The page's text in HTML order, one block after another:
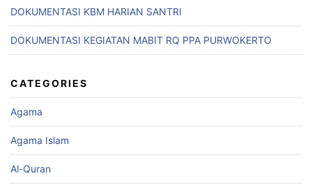
DOKUMENTASI KBM HARIAN SANTRI
DOKUMENTASI KEGIATAN MABIT RQ PPA PURWOKERTO
CATEGORIES
Agama
Agama Islam
Al-Quran